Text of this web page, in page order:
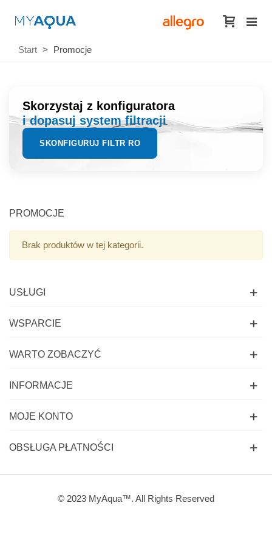
Start > Promocje
Skorzystaj z konfiguratora
i dopasuj system filtracji
SKONFIGURUJ FILTR RO
PROMOCJE
Brak produktów w tej kategorii.
USŁUGI
WSPARCIE
WARTO ZOBACZYĆ
INFORMACJE
MOJE KONTO
OBSŁUGA PŁATNOŚCI
© 2023 MyAqua™. All Rights Reserved